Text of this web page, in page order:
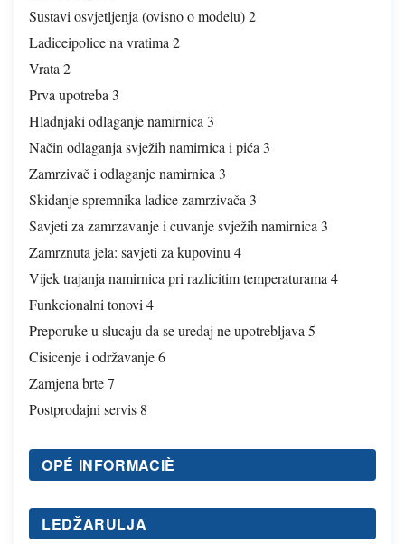
Sustavi osvjetljenja (ovisno o modelu) 2
Ladiceipolice na vratima 2
Vrata 2
Prva upotreba 3
Hladnjaki odlaganje namirnica 3
Način odlaganja svježih namirnica i pića 3
Zamrzivač i odlaganje namirnica 3
Skidanje spremnika ladice zamrzivača 3
Savjeti za zamrzavanje i cuvanje svježih namirnica 3
Zamrznuta jela: savjeti za kupovinu 4
Vijek trajanja namirnica pri razlicitim temperaturama 4
Funkcionalni tonovi 4
Preporuke u slucaju da se uredaj ne upotrebljava 5
Cisicenje i održavanje 6
Zamjena brte 7
Postprodajni servis 8
OPÉ INFORMACIÈ
LEDŽARULJA